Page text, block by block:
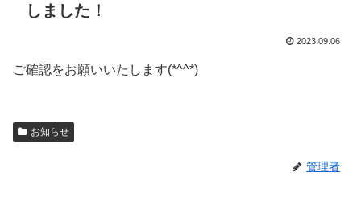
しました！
2023.09.06
ご確認をお願いいたします(*^^*)
お知らせ
管理者